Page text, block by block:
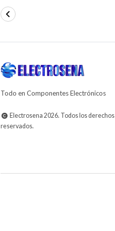
Todo en Componentes Electrónicos
Electrosena 2026. Todos los derechos
reservados.